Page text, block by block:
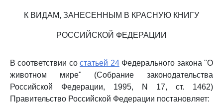
К ВИДАМ, ЗАНЕСЕННЫМ В КРАСНУЮ КНИГУ
РОССИЙСКОЙ ФЕДЕРАЦИИ
В соответствии состатьей 24Федерального закона "О
животном мире" (Собрание законодательства
Российской Федерации, 1995, N 17, ст. 1462)
Правительство Российской Федерации постановляет: